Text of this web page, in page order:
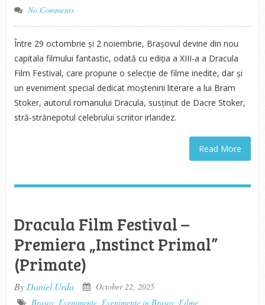
No Comments
Între 29 octombrie și 2 noiembrie, Brașovul devine din nou
capitala filmului fantastic, odată cu ediția a XIII-a a Dracula
Film Festival, care propune o selecție de filme inedite, dar și
un eveniment special dedicat moștenirii literare a lui Bram
Stoker, autorul romanului Dracula, susținut de Dacre Stoker,
stră-strănepotul celebrului scriitor irlandez.
Read More
Dracula Film Festival –
Premiera „Instinct Primal”
(Primate)
By Daniel Urda
October 22, 2025
Brasov, Evenimente, Evenimente in Brasov, Filme